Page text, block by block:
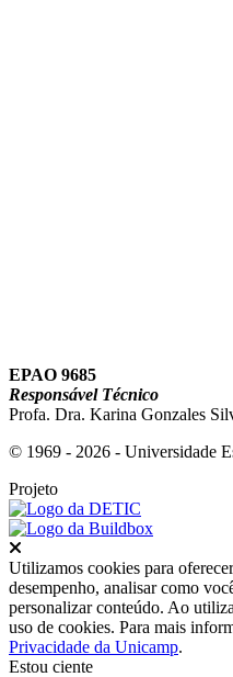
EPAO 9685
Responsável Técnico
Profa. Dra. Karina Gonzales
© 1969 - 2026 - Universidade
Projeto
Utilizamos cookies para
desempenho, analisar como
personalizar conteúdo. Ao
uso de cookies. Para mais
Privacidade da Unicamp.
Estou ciente